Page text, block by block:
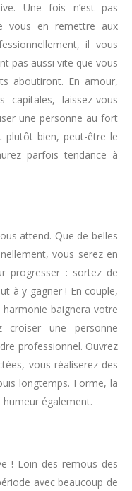
Une fois n’est pas
vous en remettre aux
il vous
pas aussi vite que vous
aboutiront. En amour,
laissez-vous
une personne au fort
plutôt bien, peut-être le
parfois tendance à
attend. Que de belles
vous serez en
progresser : sortez de
à y gagner ! En couple,
baignera votre
croiser une personne
professionnel. Ouvrez
vous réaliserez des
longtemps. Forme, la
également.
! Loin des remous des
avec beaucoup de